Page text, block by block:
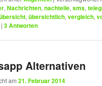
,Nachrichten,nachteile,sms,
,übersichtlich,vergleich,
|3Antworten
Alternativen
am21. Februar 2014